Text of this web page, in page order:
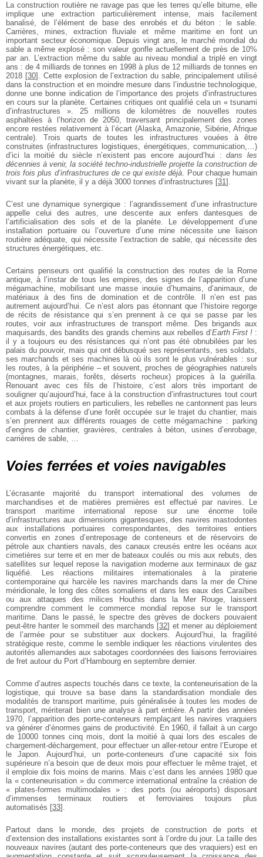
La construction routière ne ravage pas que les terres qu’elle bitume, elle
implique une extraction particulièrement intense, mais facilement
banalisé, de l’élément de base des enrobés et du béton : le sable.
Carrières, mines, extraction fluviale et même maritime en font un
important secteur économique. Depuis vingt ans, le marché mondial du
sable a même explosé : son valeur gonfle actuellement de près de 10%
par an. L’extraction même du sable au niveau mondial a triplé en vingt
ans : de 4 milliards de tonnes en 1998 à plus de 12 milliards de tonnes en
2018 [30] . Cette explosion de l’extraction du sable, principalement utilisé
dans la construction et en moindre mesure dans l’industrie technologique,
donne une bonne indication de l’importance des projets d’infrastructures
en cours sur la planète. Certaines critiques ont qualifié cela un « tsunami
d’infrastructures ». 25 millions de kilomètres de nouvelles routes
asphaltées à l’horizon de 2050, traversant principalement des zones
encore restées relativement à l’écart (Alaska, Amazonie, Sibérie, Afrique
centrale). Trois quarts de toutes les infrastructures vouées à être
construites (infrastructures logistiques, énergétiques, communication,…)
d’ici la moitié du siècle n’existent pas encore aujourd’hui :dans les
décennies à venir, la société techno-industrielle projette la construction de
trois fois plus d’infrastructures de ce qui existe déjà. Pour chaque humain
vivant sur la planète, il y a déjà 3000 tonnes d’infrastructures [31] .
C’est une dynamique synergique : l’agrandissement d’une infrastructure
appelle celui des autres, une descente aux enfers dantesques de
l’artificialisation des sols et de la planète. Le développement d’une
installation portuaire ou l’ouverture d’une mine nécessite une liaison
routière adéquate, qui nécessite l’extraction de sable, qui nécessite des
structures énergétiques, etc.
Certains penseurs ont qualifié la construction des routes de la Rome
antique, à l’instar de tous les empires, des signes de l’apparition d’une
mégamachine, mobilisant une masse inouïe d’humains, d’animaux, de
matériaux à des fins de domination et de contrôle. Il n’en est pas
autrement aujourd’hui. Ce n’est alors pas étonnant que l’histoire regorge
de récits de résistance qui s’en prennent à ce qui se passe par les
routes, voir aux infrastructures de transport même. Des brigands aux
maquisards, des bandits des grands chemins aux rebelles d’Earth First ! :
il y a toujours eu des résistances qui n’ont pas été obnubilées par les
palais du pouvoir, mais qui ont débusqué ses représentants, ses soldats,
ses marchands et ses machines là où ils sont le plus vulnérables : sur
les routes, à la périphérie – et souvent, proches de géographies naturels
(montagnes, marais, forêts, déserts rocheux) propices à la guérilla.
Renouant avec ces fils de l’histoire, c’est alors très important de
souligner qu’aujourd’hui, face à la construction d’infrastructures tout court
et aux projets routiers en particuliers, les rebelles ne cantonnent pas leurs
combats à la défense d’une forêt occupée sur le trajet du chantier, mais
s’en prennent aux différents rouages de cette mégamachine : parking
d’engins de chantier, gravières, centrales à béton, usines d’enrobage,
carrières de sable, …
Voies ferrées et voies navigables
L’écrasante majorité du transport international des volumes de
marchandises et de matières premières est effectué par navires. Le
transport maritime international repose sur une énorme toile
d’infrastructures aux dimensions gigantesques, des navires mastodontes
aux installations portuaires correspondantes, des territoires entiers
convertis en zones d’entreposage de conteneurs et de réservoirs de
pétrole aux chantiers navals, des canaux creusés entre les océans aux
cimetières sur terre et en mer de bateaux coulés ou mis aux rebuts, des
satellites sur lequel repose la navigation moderne aux terminaux de gaz
liquéfié. Les réactions militaires internationales à la piraterie
contemporaine qui harcèle les navires marchands dans la mer de Chine
méridionale, le long des côtes somaliens et dans les eaux des Caraïbes
ou aux attaques des milices Houthis dans la Mer Rouge, laissent
comprendre comment le commerce mondial repose sur le transport
maritime. Dans le passé, le spectre des grèves de dockers pouvaient
peut-être hanter le sommeil des marchands [32] et mener au déploiement
de l’armée pour se substituer aux dockers. Aujourd’hui, la fragilité
stratégique reste, comme le semble indiquer les réactions virulentes des
autorités allemandes aux sabotages coordonnées des liaisons ferroviaires
de fret autour du Port d’Hambourg en septembre dernier.
Comme d’autres aspects touchés dans ce texte, la conteneurisation de la
logistique, qui trouve sa base dans la standardisation mondiale des
modalités de transport maritime, puis généralisée à toutes les modes de
transport, mériterait bien une analyse à part entière. A partir des années
1970, l’apparition des porte-conteneurs remplaçant les navires vraquiers
va générer d’énormes gains de productivité. En 1960, il fallait à un cargo
de 10000 tonnes cinq mois, dont la moitié à quai lors des escales de
chargement-déchargement, pour effectuer un aller-retour entre l’Europe et
le Japon. Aujourd’hui, un porte-conteneurs d’une capacité six fois
supérieure n’a besoin que de deux mois pour effectuer le même trajet, et
il emploie dix fois moins de marins. Mais c’est dans les années 1980 que
la « conteneurisation » du commerce international entraîne la création de
« plates-formes multimodales » : des ports (ou aéroports) disposant
d’immenses terminaux routiers et ferroviaires toujours plus
automatisés [33] .
Partout dans le monde, des projets de construction de ports et
d’extension des installations existantes sont à l’ordre du jour. La taille des
nouveaux navires (autant des porte-conteneurs que des vraquiers) est en